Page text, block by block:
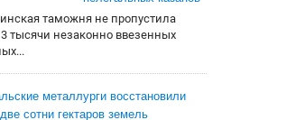
таможня не пропустила
тысячи незаконно ввезенных
металлурги восстановили
сотни гектаров земель